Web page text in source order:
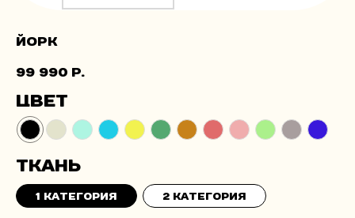
Йорк
99 990 р.
Цвет
Ткань
1 категория 2 категория